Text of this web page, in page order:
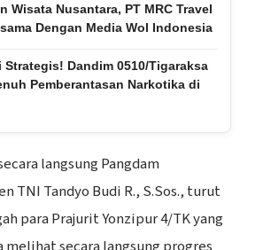
Wisata Nusantara, PT MRC Travel
Dengan Media Wol Indonesia
Strategis! Dandim 0510/Tigaraksa
Pemberantasan Narkotika di
langsung Pangdam
TNI Tandyo Budi R., S.Sos., turut
para Prajurit Yonzipur 4/TK yang